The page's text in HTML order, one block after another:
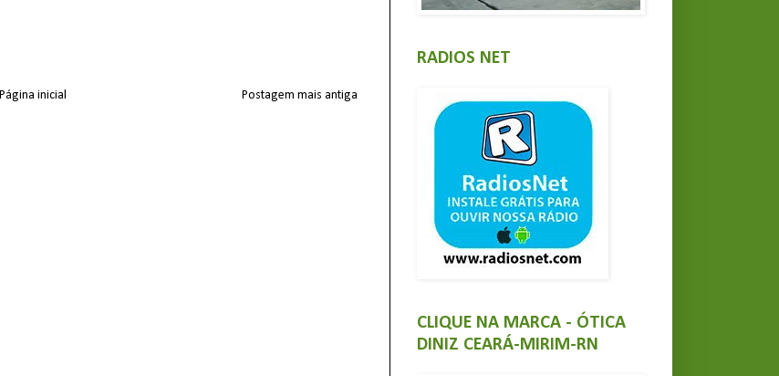
Postagem mais antiga
Página inicial
RADIOS NET
CLIQUE NA MARCA - ÓTICA
DINIZ CEARÁ-MIRIM-RN